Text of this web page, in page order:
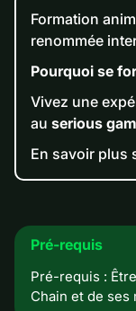
Formation
renommée
Pourquoi se
Vivez une
au serious
En savoir plus
Pré-requis
Pré-requis :
Chain et de ses